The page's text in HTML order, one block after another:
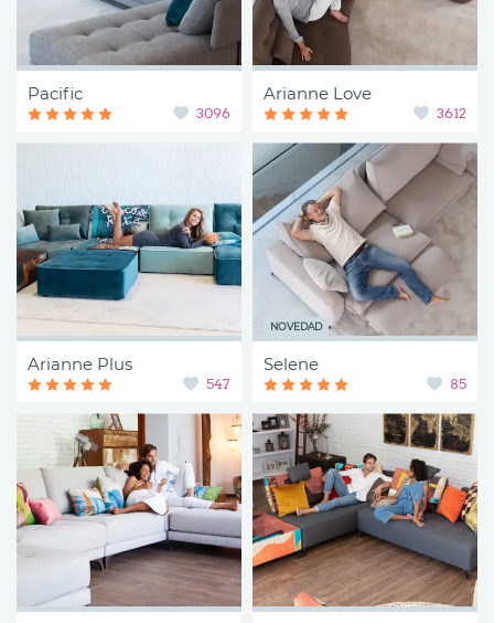
Pacific
3096
Arianne Love
3612
Arianne Plus
547
NOVEDAD
Selene
85